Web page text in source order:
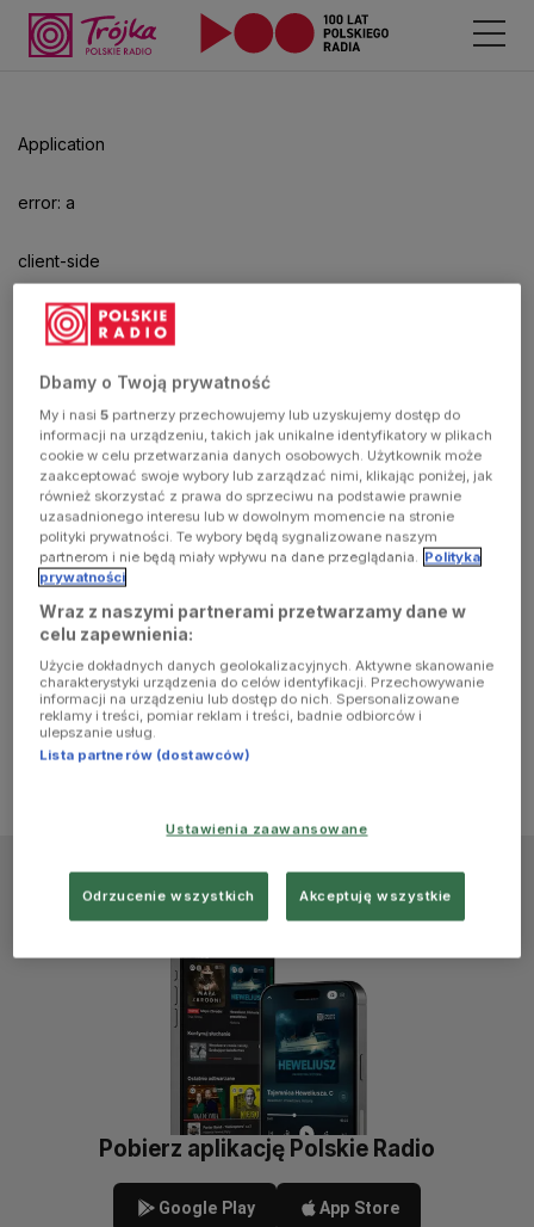
Application
error: a
client-side
exception
has
occurred
(see the
browser
console for
more
information)
Pobierz aplikację Polskie Radio
Google Play App Store
Dbamy o Twoją prywatność
My i nasi5 partnerzy przechowujemy lub uzyskujemy dostęp do
informacji na urządzeniu, takich jak unikalne identyfikatory w plikach
cookie w celu przetwarzania danych osobowych. Użytkownik może
zaakceptować swoje wybory lub zarządzać nimi, klikając poniżej, jak
również skorzystać z prawa do sprzeciwu na podstawie prawnie
uzasadnionego interesu lub w dowolnym momencie na stronie
polityki prywatności. Te wybory będą sygnalizowane naszym
partnerom i nie będą miały wpływu na dane przeglądania. Polityka
prywatności
Wraz z naszymi partnerami przetwarzamy dane w
celu zapewnienia:
Użycie dokładnych danych geolokalizacyjnych. Aktywne skanowanie
charakterystyki urządzenia do celów identyfikacji. Przechowywanie
informacji na urządzeniu lub dostęp do nich. Spersonalizowane
reklamy i treści, pomiar reklam i treści, badnie odbiorców i
ulepszanie usług.
Lista partnerów (dostawców)
Ustawienia zaawansowane
Odrzucenie wszystkich Akceptuję wszystkie